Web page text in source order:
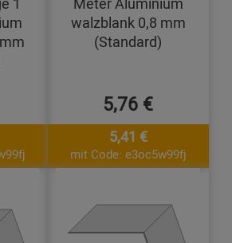
walzblank 0,8 mm
(Standard)
5,76 €
5,41 €
mit Code: e3oc5w99fj